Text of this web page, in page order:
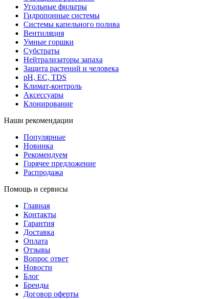
Угольные фильтры
Гидропонные системы
Системы капельного полива
Вентиляция
Умные горшки
Субстраты
Нейтрализаторы запаха
Защита растений и человека
pH, EC, TDS
Климат-контроль
Аксессуары
Клонирование
Наши рекомендации
Популярные
Новинка
Рекомендуем
Горячее предложение
Распродажа
Помощь и сервисы
Главная
Контакты
Гарантия
Доставка
Оплата
Отзывы
Вопрос ответ
Новости
Блог
Бренды
Договор оферты